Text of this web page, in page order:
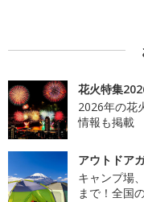
花火特集
2026年の花
情報も掲載
アウトドア
キャンプ場
まで！全国